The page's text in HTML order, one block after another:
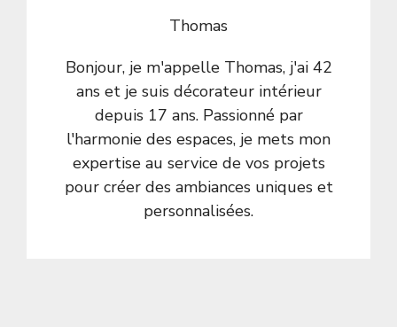
Thomas
Bonjour, je m'appelle Thomas, j'ai 42
ans et je suis décorateur intérieur
depuis 17 ans. Passionné par
l'harmonie des espaces, je mets mon
expertise au service de vos projets
pour créer des ambiances uniques et
personnalisées.